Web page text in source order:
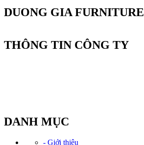
DUONG GIA FURNITURE
THÔNG TIN CÔNG TY
DANH MỤC
- Giới thiệu